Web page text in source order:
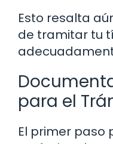
Esto resalta
de tramitar tu
para el
El primer